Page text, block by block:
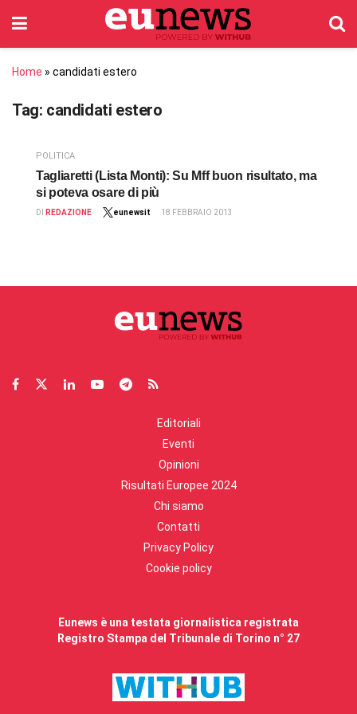
Home » candidati estero
Tag: candidati estero
POLITICA
Tagliaretti (Lista Monti): Su Mff buon risultato, ma
si poteva osare di più
DI REDAZIONE eunewsit 18 FEBBRAIO 2013
Editoriali
Eventi
Opinioni
Risultati Europee 2024
Chi siamo
Contatti
Privacy Policy
Cookie policy
Eunews è una testata giornalistica registrata
Registro Stampa del Tribunale di Torino n° 27